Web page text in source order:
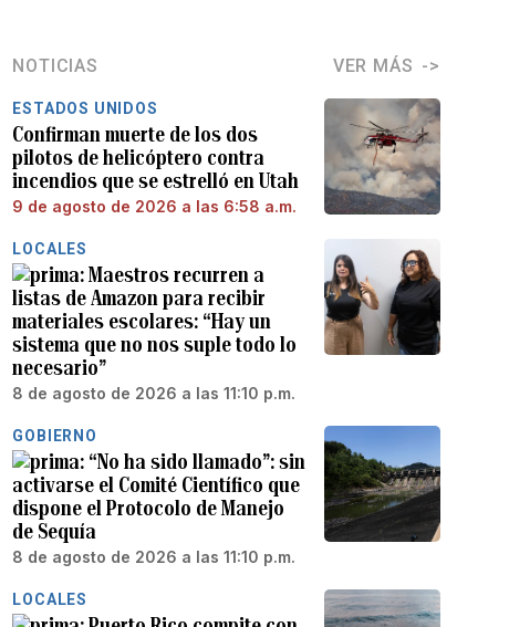
NOTICIAS VER MÁS
ESTADOS UNIDOS
Confirman muerte de los dos
pilotos de helicóptero contra
incendios que se estrelló en Utah
9 de agosto de 2026 a las 6:58 a.m.
LOCALES
Maestros recurren a
listas de Amazon para recibir
materiales escolares: “Hay un
sistema que no nos suple todo lo
necesario”
8 de agosto de 2026 a las 11:10 p.m.
GOBIERNO
“No ha sido llamado”: sin
activarse el Comité Científico que
dispone el Protocolo de Manejo
de Sequía
8 de agosto de 2026 a las 11:10 p.m.
LOCALES